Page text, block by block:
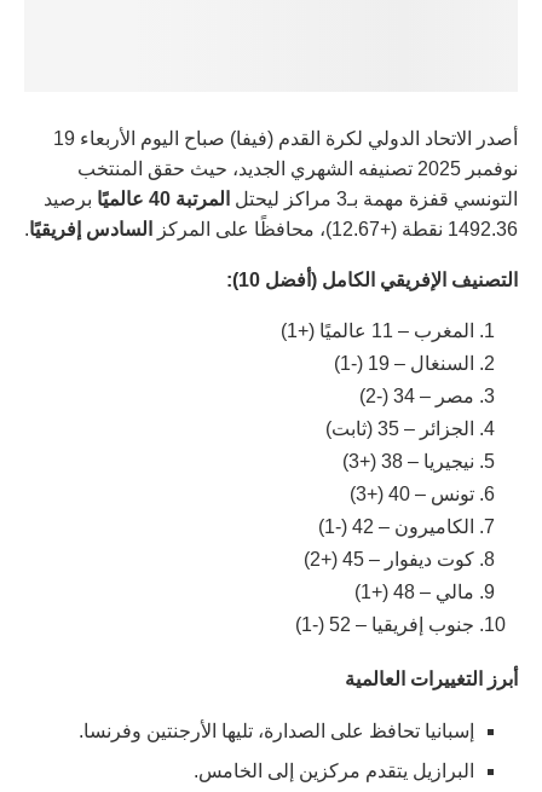
أصدر الاتحاد الدولي لكرة القدم (فيفا) صباح اليوم الأربعاء 19
نوفمبر 2025 تصنيفه الشهري الجديد، حيث حقق المنتخب
التونسي قفزة مهمة بـ3 مراكز ليحتل
المرتبة 40 عالميًا
برصيد
1492.36 نقطة (+12.67)، محافظًا على المركز
السادس إفريقيًا.
التصنيف الإفريقي الكامل (أفضل 10):
المغرب – 11 عالميًا (+1)
السنغال – 19 (-1)
مصر – 34 (-2)
الجزائر – 35 (ثابت)
نيجيريا – 38 (+3)
تونس – 40 (+3)
الكاميرون – 42 (-1)
كوت ديفوار – 45 (+2)
مالي – 48 (+1)
جنوب إفريقيا – 52 (-1)
أبرز التغييرات العالمية
إسبانيا تحافظ على الصدارة، تليها الأرجنتين وفرنسا.
البرازيل يتقدم مركزين إلى الخامس.